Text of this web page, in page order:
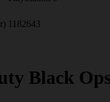
1182643
Black